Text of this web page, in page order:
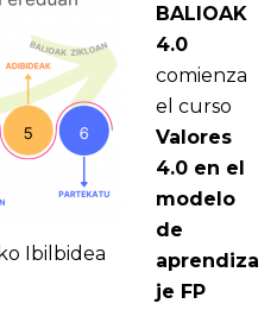
Ibilbidea
BALIOAK
4.0
comienza
el curso
Valores
4.0 en el
modelo
de
aprendiza
je FP